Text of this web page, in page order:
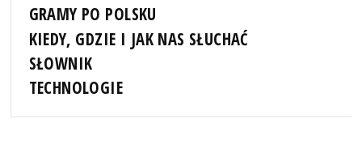
GRAMY PO POLSKU
KIEDY, GDZIE I JAK NAS SŁUCHAĆ
SŁOWNIK
TECHNOLOGIE